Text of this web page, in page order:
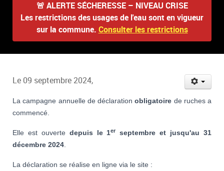
🚨 ALERTE SÉCHERESSE – NIVEAU CRISE
Les restrictions des usages de l'eau sont en vigueur
sur la commune. Consulter les restrictions
Le 09 septembre 2024,
La campagne annuelle de déclarationobligatoire de ruches a
commencé.
Elle est ouverte depuis le 1er
septembre et jusqu'au 31
décembre 2024
La déclaration se réalise en ligne via le site :